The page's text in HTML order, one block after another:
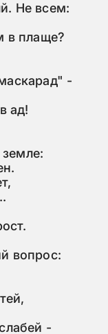
Не всем:
в плаще?
-
ад!
вопрос:
-